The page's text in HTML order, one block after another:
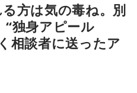
て良かったじゃない。
思います。
なかった自分を恥じるべき。
る彼女も気の毒ですね。
さん、杉浦太陽
員の仕事
方は気の毒ね。別
独身アピール
相談者に送ったア